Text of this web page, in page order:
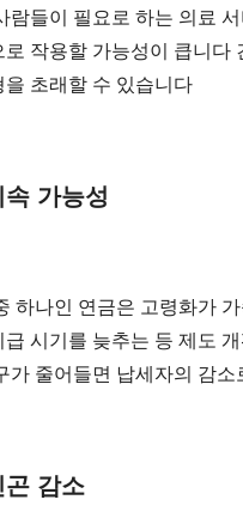
람들이 필요로 하는 의료
작용할 가능성이 큽니다
초래할 수 있습니다
가능성
하나인 연금은 고령화가
시기를 늦추는 등 제도
가 줄어들면 납세자의 감
곤 감소